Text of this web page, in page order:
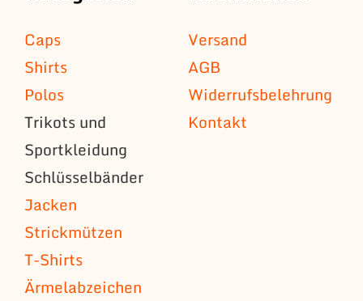
Caps
Shirts
Polos
Trikots und
Sportkleidung
Schlüsselbänder
Jacken
Strickmützen
T-Shirts
Ärmelabzeichen
Versand
AGB
Widerrufsbelehrung
Kontakt